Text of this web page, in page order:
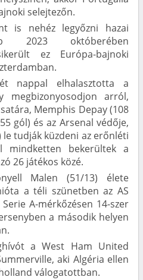
selejtezőn.
is nehéz legyőzni hazai
2023 októberében
ez Európa-bajnoki
nappal elhalasztotta a
megbizonyosodjon arról,
Memphis Depay (108
gól) és az Arsenal védője,
le tudják küzdeni az erőnléti
mindketten bekerültek a
26 játékos közé.
Malen (51/13) élete
a téli szünetben az AS
A-mérkőzésen 14-szer
a második helyen
a West Ham United
aki Algéria ellen
válogatottban.